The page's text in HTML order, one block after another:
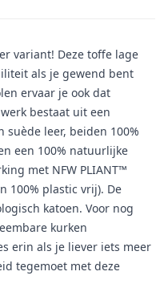
variant! Deze toffe lage
als je gewend bent
ervaar je ook dat
bestaat uit een
leer, beiden 100%
een 100% natuurlijke
met NFW PLIANT™
100% plastic vrij). De
katoen. Voor nog
kurken
erin als je liever iets meer
tegemoet met deze